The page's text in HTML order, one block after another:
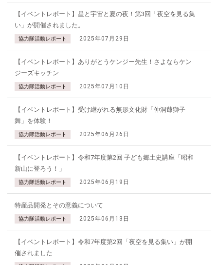
【イベントレポート】星と宇宙と夏の夜！第3回「夜空を見る集
い」が開催されました。
協力隊活動レポート 2025年07月29日
【イベントレポート】ありがとうケンジー先生！さよならケン
ジーズキッチン
協力隊活動レポート 2025年07月10日
【イベントレポート】受け継がれる無形文化財「仲洞爺獅子
舞」を体験！
協力隊活動レポート 2025年06月26日
【イベントレポート】令和7年度第2回 子ども郷土史講座「昭和
新山に登ろう！」
協力隊活動レポート 2025年06月19日
特産品開発とその意義について
協力隊活動レポート 2025年06月13日
【イベントレポート】令和7年度第2回「夜空を見る集い」が開
催されました